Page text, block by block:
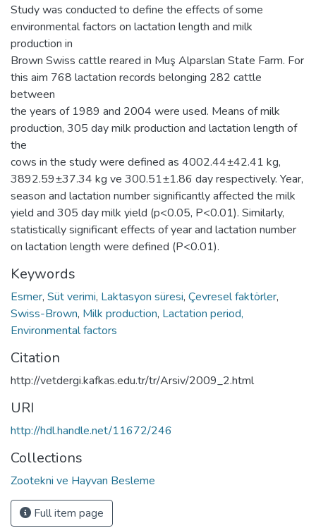
Study was conducted to define the effects of some
environmental factors on lactation length and milk
production in
Brown Swiss cattle reared in Muş Alparslan State Farm. For
this aim 768 lactation records belonging 282 cattle
between
the years of 1989 and 2004 were used. Means of milk
production, 305 day milk production and lactation length of
the
cows in the study were defined as 4002.44±42.41 kg,
3892.59±37.34 kg ve 300.51±1.86 day respectively. Year,
season and lactation number significantly affected the milk
yield and 305 day milk yield (p<0.05, P<0.01). Similarly,
statistically significant effects of year and lactation number
on lactation length were defined (P<0.01).
Keywords
Esmer, Süt verimi, Laktasyon süresi, Çevresel faktörler,
Swiss-Brown, Milk production, Lactation period,
Environmental factors
Citation
http://vetdergi.kafkas.edu.tr/tr/Arsiv/2009_2.html
URI
http://hdl.handle.net/11672/246
Collections
Zootekni ve Hayvan Besleme
Full item page